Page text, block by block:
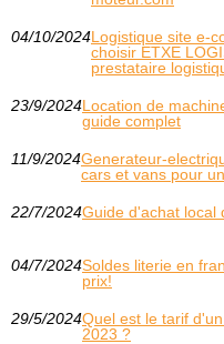
04/10/2024Logistique site e-
choisir ETXE
prestataire
23/9/2024Location de
guide complet
11/9/2024Generateur-
cars et vans pour
22/7/2024Guide d'achat local
04/7/2024Soldes literie en
prix!
29/5/2024Quel est le tarif
2023 ?